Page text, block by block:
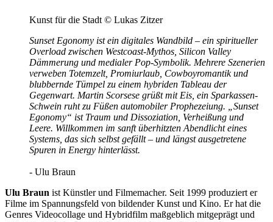
Kunst für die Stadt © Lukas Zitzer
Sunset Egonomy ist ein digitales Wandbild – ein spiritueller
Overload zwischen Westcoast-Mythos, Silicon Valley
Dämmerung und medialer Pop-Symbolik. Mehrere Szenerien
verweben Totemzelt, Promiurlaub, Cowboyromantik und
blubbernde Tümpel zu einem hybriden Tableau der
Gegenwart. Martin Scorsese grüßt mit Eis, ein Sparkassen-
Schwein ruht zu Füßen automobiler Prophezeiung. „Sunset
Egonomy“ ist Traum und Dissoziation, Verheißung und
Leere. Willkommen im sanft überhitzten Abendlicht eines
Systems, das sich selbst gefällt – und längst ausgetretene
Spuren in Energy hinterlässt.
- Ulu Braun
Ulu Braun ist Künstler und Filmemacher. Seit 1999 produziert er
Filme im Spannungsfeld von bildender Kunst und Kino. Er hat die
Genres Videocollage und Hybridfilm maßgeblich mitgeprägt und